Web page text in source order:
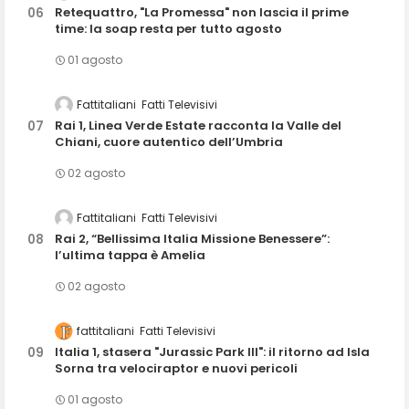
Retequattro, "La Promessa" non lascia il prime
time: la soap resta per tutto agosto
01 agosto
Fattitaliani Fatti Televisivi
Rai 1, Linea Verde Estate racconta la Valle del
Chiani, cuore autentico dell’Umbria
02 agosto
Fattitaliani Fatti Televisivi
Rai 2, “Bellissima Italia Missione Benessere”:
l’ultima tappa è Amelia
02 agosto
fattitaliani Fatti Televisivi
Italia 1, stasera "Jurassic Park III": il ritorno ad Isla
Sorna tra velociraptor e nuovi pericoli
01 agosto